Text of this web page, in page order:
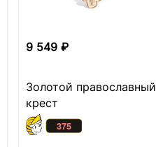
9 549 ₽
Золотой православный
крест